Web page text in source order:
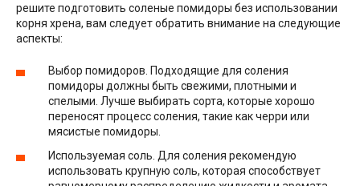
решите подготовить соленые помидоры без использовании
корня хрена, вам следует обратить внимание на следующие
аспекты:
Выбор помидоров. Подходящие для соления
помидоры должны быть свежими, плотными и
спелыми. Лучше выбирать сорта, которые хорошо
переносят процесс соления, такие как черри или
мясистые помидоры.
Используемая соль. Для соления рекомендую
использовать крупную соль, которая способствует